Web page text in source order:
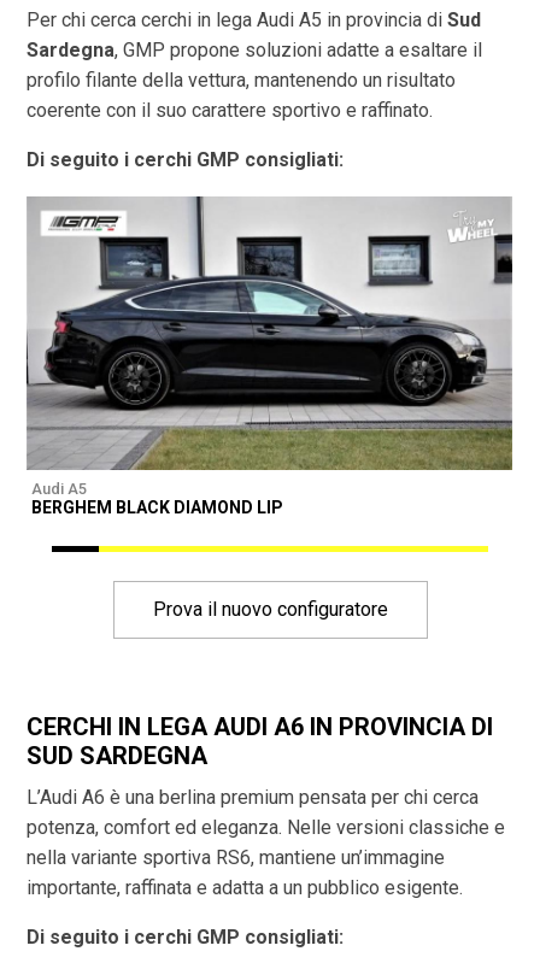
Per chi cerca cerchi in lega Audi A5 in provincia diSud
Sardegna, GMP propone soluzioni adatte a esaltare il
profilo filante della vettura, mantenendo un risultato
coerente con il suo carattere sportivo e raffinato.
Di seguito i cerchi GMP consigliati:
Audi A5
BERGHEM BLACK DIAMOND LIP
Prova il nuovo configuratore
CERCHI IN LEGA AUDI A6 IN PROVINCIA DI
SUD SARDEGNA
L’Audi A6 è una berlina premium pensata per chi cerca
potenza, comfort ed eleganza. Nelle versioni classiche e
nella variante sportiva RS6, mantiene un’immagine
importante, raffinata e adatta a un pubblico esigente.
Di seguito i cerchi GMP consigliati: